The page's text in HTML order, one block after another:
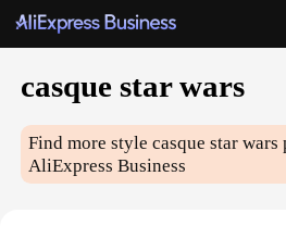
casque star wars
Find more stylecasque star wars
AliExpress Business